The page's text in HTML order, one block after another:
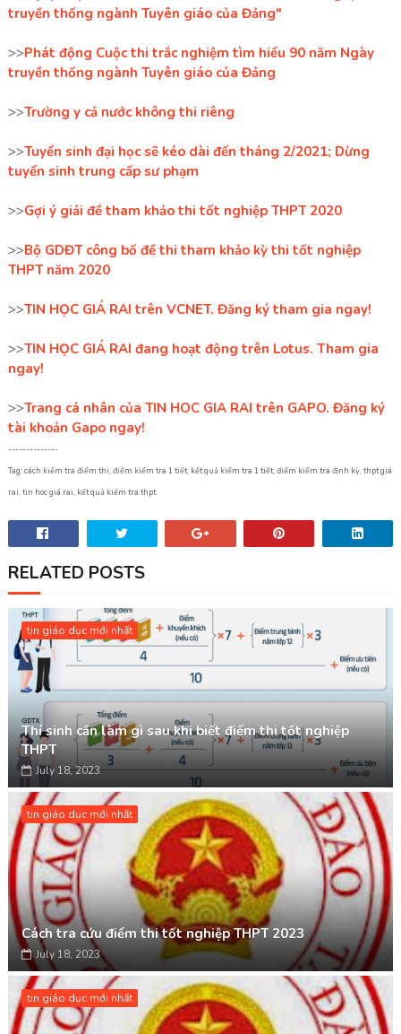
truyền thống ngành Tuyên giáo của Đảng"
>>Phát động Cuộc thi trắc nghiệm tìm hiểu 90 năm Ngày
truyền thống ngành Tuyên giáo của Đảng
>>Trường y cả nước không thi riêng
>>Tuyển sinh đại học sẽ kéo dài đến tháng 2/2021; Dừng
tuyển sinh trung cấp sư phạm
>>Gợi ý giải đề tham khảo thi tốt nghiệp THPT 2020
>>Bộ GDĐT công bố đề thi tham khảo kỳ thi tốt nghiệp
THPT năm 2020
>>TIN HỌC GIÁ RAI trên VCNET. Đăng ký tham gia ngay!
>>TIN HỌC GIÁ RAI đang hoạt động trên Lotus. Tham gia
ngay!
>>Trang cá nhân của TIN HOC GIA RAI trên GAPO. Đăng ký
tài khoản Gapo ngay!
--------------
Tag: cách kiểm tra điểm thi, điểm kiểm tra 1 tiết, kết quả kiểm tra 1 tiết, điểm kiểm tra định kỳ, thpt giá
rai, tin hoc giá rai, kết quả kiểm tra thpt
RELATED POSTS
tin giáo dục mới nhất
Thí sinh cần làm gì sau khi biết điểm thi tốt nghiệp
THPT
July 18, 2023
tin giáo dục mới nhất
Cách tra cứu điểm thi tốt nghiệp THPT 2023
July 18, 2023
tin giáo dục mới nhất